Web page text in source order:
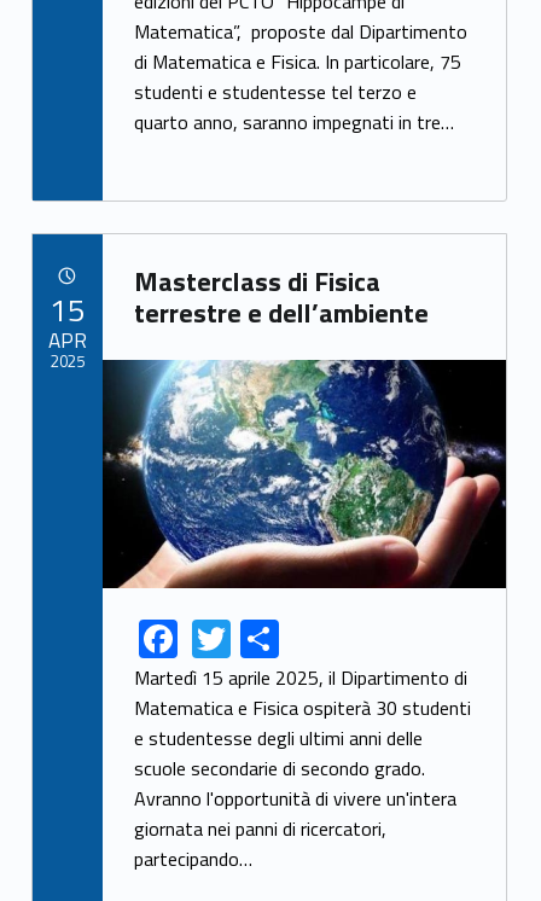
b
o
o
er e
Matematica”, proposte dal Dipartimento
di Matematica e Fisica. In particolare, 75
studenti e studentesse tel terzo e
quarto anno, saranno impegnati in tre…
Link identifier archive #link-archive-30462
Masterclass di Fisica
terrestre e dell’ambiente
Link identifier archive #link-archive-thumb-soap-61959
Link identifier share facebook archive #share-link-archive-68160F
ac
e
b
o
o
k
Link identifier share twitter archive #share-link-archive-28426T
w
itt
er
S
h
ar
e
Martedì 15 aprile 2025, il Dipartimento di
Matematica e Fisica ospiterà 30 studenti
e studentesse degli ultimi anni delle
scuole secondarie di secondo grado.
Avranno l'opportunità di vivere un'intera
giornata nei panni di ricercatori,
partecipando…
15
APR
2025